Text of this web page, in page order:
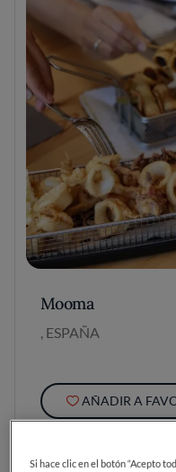
Mooma
, ESPAÑA
AÑADIR A
Si hace clic en el botón “Acepto